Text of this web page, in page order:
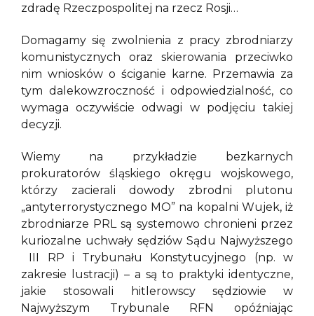
zdradę Rzeczpospolitej na rzecz Rosji…
Domagamy się zwolnienia z pracy zbrodniarzy
komunistycznych oraz skierowania przeciwko
nim wniosków o ściganie karne. Przemawia za
tym dalekowzroczność i odpowiedzialność, co
wymaga oczywiście odwagi w podjęciu takiej
decyzji.
Wiemy na przykładzie bezkarnych
prokuratorów śląskiego okręgu wojskowego,
którzy zacierali dowody zbrodni plutonu
„antyterrorystycznego MO” na kopalni Wujek, iż
zbrodniarze PRL są systemowo chronieni przez
kuriozalne uchwały sędziów Sądu Najwyższego
III RP i Trybunału Konstytucyjnego (np. w
zakresie lustracji) – a są to praktyki identyczne,
jakie stosowali hitlerowscy sędziowie w
Najwyższym Trybunale RFN opóźniając